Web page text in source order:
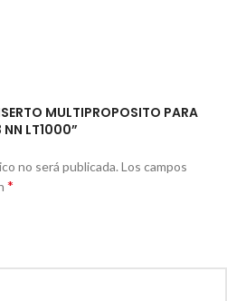
MULTIPROPOSITO PARA
LT1000”
no será publicada. Los campos
*